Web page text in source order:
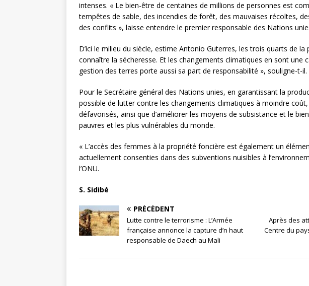
intenses. « Le bien-être de centaines de millions de personnes est
tempêtes de sable, des incendies de forêt, des mauvaises récoltes,
des conflits », laisse entendre le premier responsable des Nations
D’ici le milieu du siècle, estime Antonio Guterres, les trois quarts de
connaître la sécheresse. Et les changements climatiques en sont une
gestion des terres porte aussi sa part de responsabilité », souligne-t-il.
Pour le Secrétaire général des Nations unies, en garantissant la
possible de lutter contre les changements climatiques à moindre
défavorisés, ainsi que d’améliorer les moyens de subsistance et le
pauvres et les plus vulnérables du monde.
« L’accès des femmes à la propriété foncière est également un
actuellement consenties dans des subventions nuisibles à
l’ONU.
S. Sidibé
PRÉCÉDENT
Lutte contre le terrorisme : L’Armée
française annonce la capture d’n haut
responsable de Daech au Mali
Après des
Centre du